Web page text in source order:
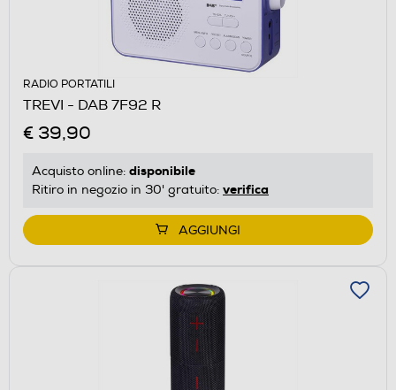
RADIO PORTATILI
TREVI - DAB 7F92 R
€ 39,90
Acquisto online: disponibile
Ritiro in negozio in 30' gratuito: verifica
AGGIUNGI